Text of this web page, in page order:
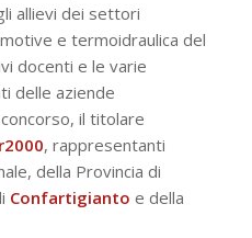
allievi dei settori
e termoidraulica del
docenti e le varie
delle aziende
il titolare
, rappresentanti
della Provincia di
Confartigianto e della